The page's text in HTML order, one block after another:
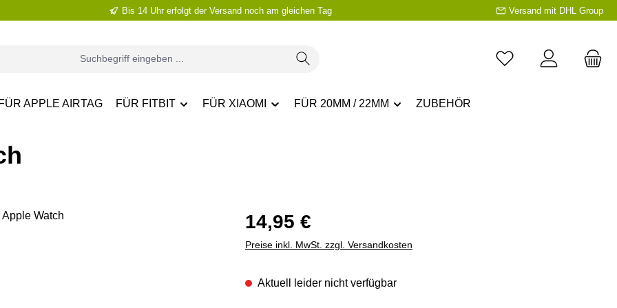
Bis 14 Uhr erfolgt der Versand noch am gleichen Tag Versand mit DHL Group
FÜR APPLE AIRTAG FÜR FITBIT FÜR XIAOMI FÜR 20MM / 22MM ZUBEHÖR
Regulärer Preis:
14,95 €
Preise inkl. MwSt. zzgl. Versandkosten
Aktuell leider nicht verfügbar